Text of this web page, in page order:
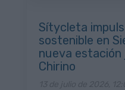
Sítycleta
sostenible en
nueva estación
Chirino